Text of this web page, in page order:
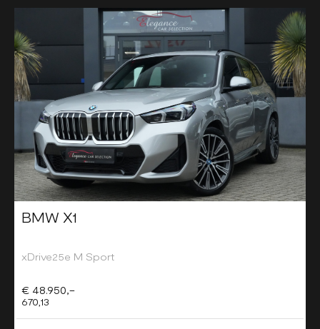
BMW X1
xDrive25e M Sport
€ 48.950,-
670,13